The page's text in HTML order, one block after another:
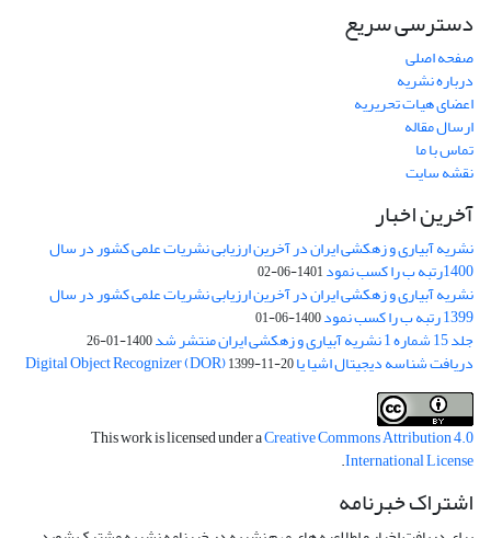
دسترسی سریع
صفحه اصلی
درباره نشریه
اعضای هیات تحریریه
ارسال مقاله
تماس با ما
نقشه سایت
آخرین اخبار
نشریه آبیاری و زهکشی ایران در آخرین ارزیابی نشریات علمی کشور در سال
1400رتبه ب را کسب نمود 1401-06-02
نشریه آبیاری و زهکشی ایران در آخرین ارزیابی نشریات علمی کشور در سال
1399 رتبه ب را کسب نمود 1400-06-01
جلد 15 شماره 1 نشریه آبیاری و زهکشی ایران منتشر شد 1400-01-26
دریافت شناسه دیجیتال اشیا یا Digital Object Recognizer (DOR)1399-11-20
This work is licensed under aCreative Commons Attribution 4.0
International License
.
اشتراک خبرنامه